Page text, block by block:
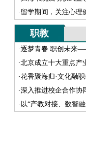
· 留学期间，关注心理
职教
·逐梦青春 职创未来——现
·北京成立十大重点产
·花香聚海归·文化融职教丨赣州职
·深入推进校企合作协
· 以“产教对接、数智融合、